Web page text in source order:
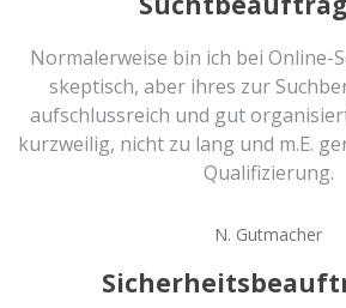
Normalerweise bin ich bei Online-
skeptisch, aber ihres zur
aufschlussreich und gut
kurzweilig, nicht zu lang und m.E.
Qualifizierung.
N. Gutmacher